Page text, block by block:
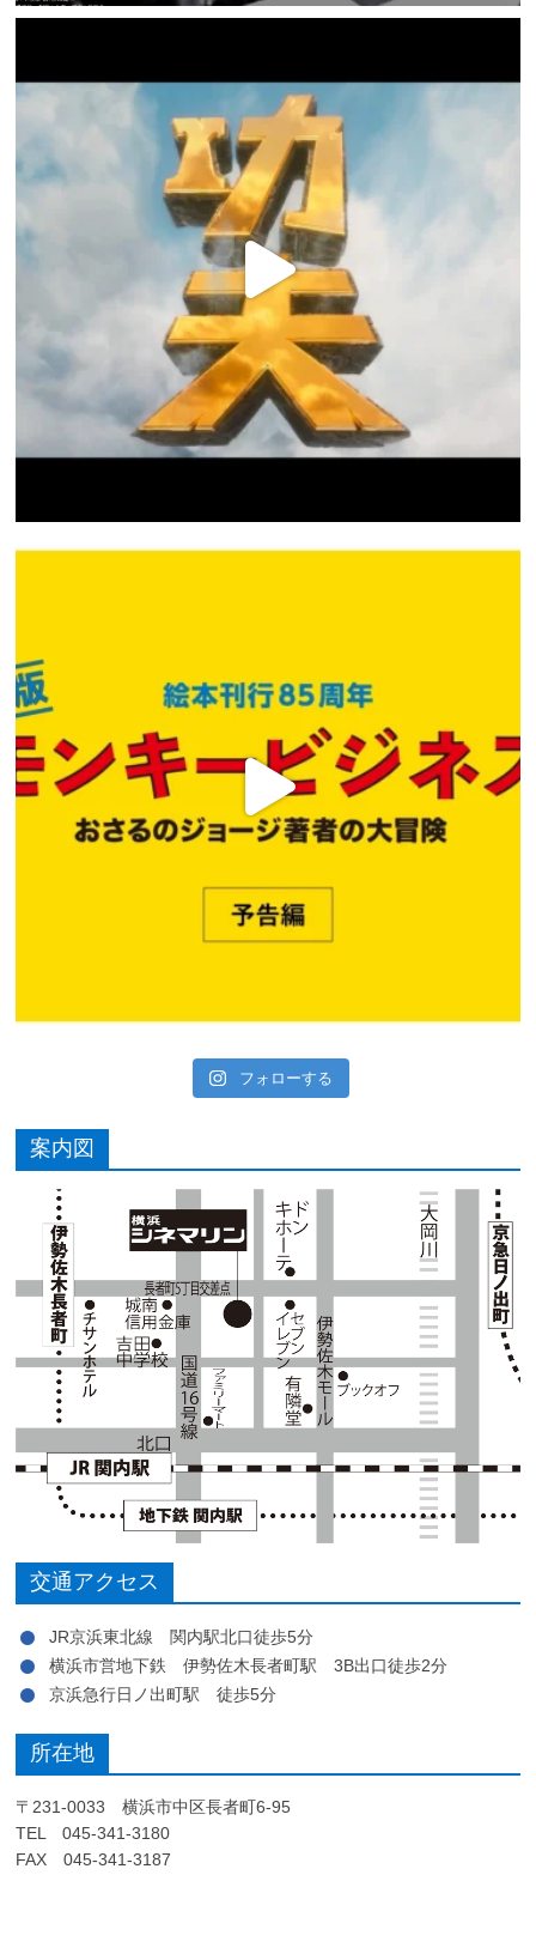
フォローする
案内図
交通アクセス
JR京浜東北線 関内駅北口徒歩5分
横浜市営地下鉄 伊勢佐木長者町駅 3B出口徒歩2分
京浜急行日ノ出町駅 徒歩5分
所在地
〒231-0033 横浜市中区長者町6-95
TEL 045-341-3180
FAX 045-341-3187